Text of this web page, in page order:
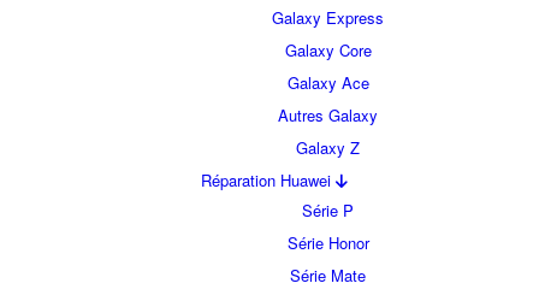
Galaxy Express
Galaxy Core
Galaxy Ace
Autres Galaxy
Galaxy Z
Réparation Huawei
Série P
Série Honor
Série Mate